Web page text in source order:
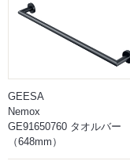
GEESA
Nemox
GE91650760 タオルバー
（648mm）